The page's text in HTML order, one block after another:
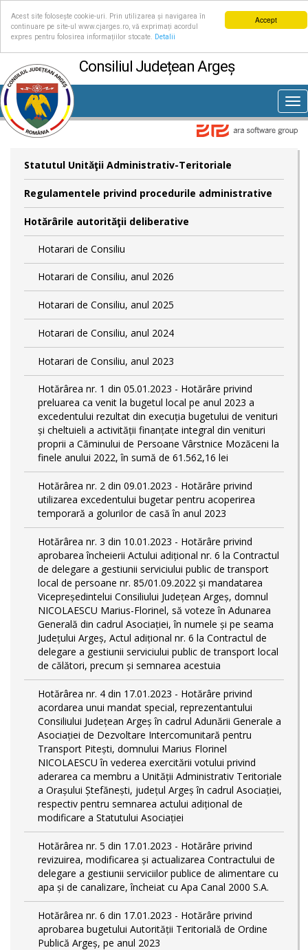
Accept
Acest site folosește cookie-uri. Prin utilizarea și navigarea în
continuare pe site-ul www.cjarges.ro, vă exprimați acordul
expres pentru folosirea informațiilor stocate.
Detalii
Consiliul Județean Argeș
Statutul Unităţii Administrativ-Teritoriale
Regulamentele privind procedurile administrative
Hotărârile autorităţii deliberative
Hotarari de Consiliu
Hotarari de Consiliu, anul 2026
Hotarari de Consiliu, anul 2025
Hotarari de Consiliu, anul 2024
Hotarari de Consiliu, anul 2023
Hotărârea nr. 1 din 05.01.2023 - Hotărâre privind
preluarea ca venit la bugetul local pe anul 2023 a
excedentului rezultat din execuția bugetului de venituri
și cheltuieli a activității finanțate integral din venituri
proprii a Căminului de Persoane Vârstnice Mozăceni la
finele anului 2022, în sumă de 61.562,16 lei
Hotărârea nr. 2 din 09.01.2023 - Hotărâre privind
utilizarea excedentului bugetar pentru acoperirea
temporară a golurilor de casă în anul 2023
Hotărârea nr. 3 din 10.01.2023 - Hotărâre privind
aprobarea încheierii Actului adițional nr. 6 la Contractul
de delegare a gestiunii serviciului public de transport
local de persoane nr. 85/01.09.2022 și mandatarea
Vicepreședintelui Consiliului Județean Argeș, domnul
NICOLAESCU Marius-Florinel, să voteze în Adunarea
Generală din cadrul Asociației, în numele și pe seama
Județului Argeș, Actul adițional nr. 6 la Contractul de
delegare a gestiunii serviciului public de transport local
de călători, precum și semnarea acestuia
Hotărârea nr. 4 din 17.01.2023 - Hotărâre privind
acordarea unui mandat special, reprezentantului
Consiliului Județean Argeș în cadrul Adunării Generale a
Asociației de Dezvoltare Intercomunitară pentru
Transport Pitești, domnului Marius Florinel
NICOLAESCU în vederea exercitării votului privind
aderarea ca membru a Unității Administrativ Teritoriale
a Orașului Ștefănești, județul Argeș în cadrul Asociației,
respectiv pentru semnarea actului adițional de
modificare a Statutului Asociației
Hotărârea nr. 5 din 17.01.2023 - Hotărâre privind
revizuirea, modificarea și actualizarea Contractului de
delegare a gestiunii serviciilor publice de alimentare cu
apa și de canalizare, încheiat cu Apa Canal 2000 S.A.
Hotărârea nr. 6 din 17.01.2023 - Hotărâre privind
aprobarea bugetului Autorității Teritorială de Ordine
Publică Argeș, pe anul 2023